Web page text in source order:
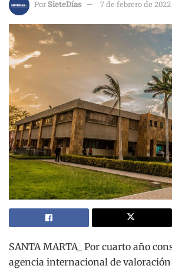
PorSieteDías 7 de febrero de 2022
SANTA MARTA_ Por cuarto año
agencia internacional de